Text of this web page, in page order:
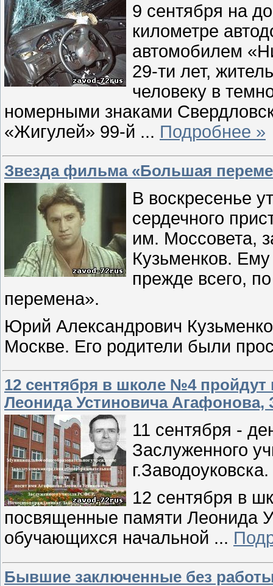
9 сентября на
километре
автомобилем
29-ти лет,
человеку в
номерными знаками
«Жигулей» 99-й ... Подробнее »
Звезда фильма «Большая
В воскресенье
сердечного
им. Моссовета,
Кузьменков.
прежде всего,
перемена».
Юрий Александрович
Москве. Его родители были
12 сентября в школе №4
Леонида Устиновича
11 сентября -
Заслуженного
г.Заводоуковска.
12 сентября в
посвященные памяти Леонида
обучающихся начальной ...
Бывшие заключенные без работы